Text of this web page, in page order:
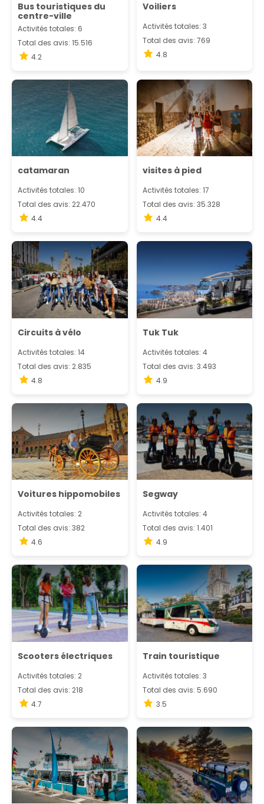
Bus touristiques du
centre-ville
Activités totales: 6
Total des avis: 15.516
4.2
Voiliers
Activités totales: 3
Total des avis: 769
4.8
catamaran
Activités totales: 10
Total des avis: 22.470
4.4
visites à pied
Activités totales: 17
Total des avis: 35.328
4.4
Circuits à vélo
Activités totales: 14
Total des avis: 2.835
4.8
Tuk Tuk
Activités totales: 4
Total des avis: 3.493
4.9
Voitures hippomobiles
Activités totales: 2
Total des avis: 382
4.6
Segway
Activités totales: 4
Total des avis: 1.401
4.9
Scooters électriques
Activités totales: 2
Total des avis: 218
4.7
Train touristique
Activités totales: 3
Total des avis: 5.690
3.5